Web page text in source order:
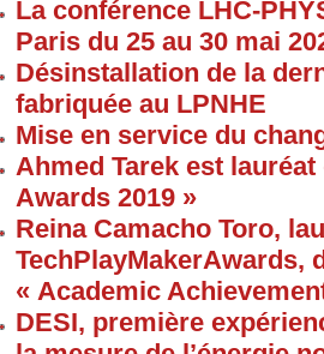
La conférence LHC-
Paris du 25 au 30 mai
Désinstallation de la
fabriquée au LPNHE
Mise en service du
Ahmed Tarek est
Awards 2019 »
Reina Camacho Toro,
TechPlayMakerAwards,
« Academic
DESI, première